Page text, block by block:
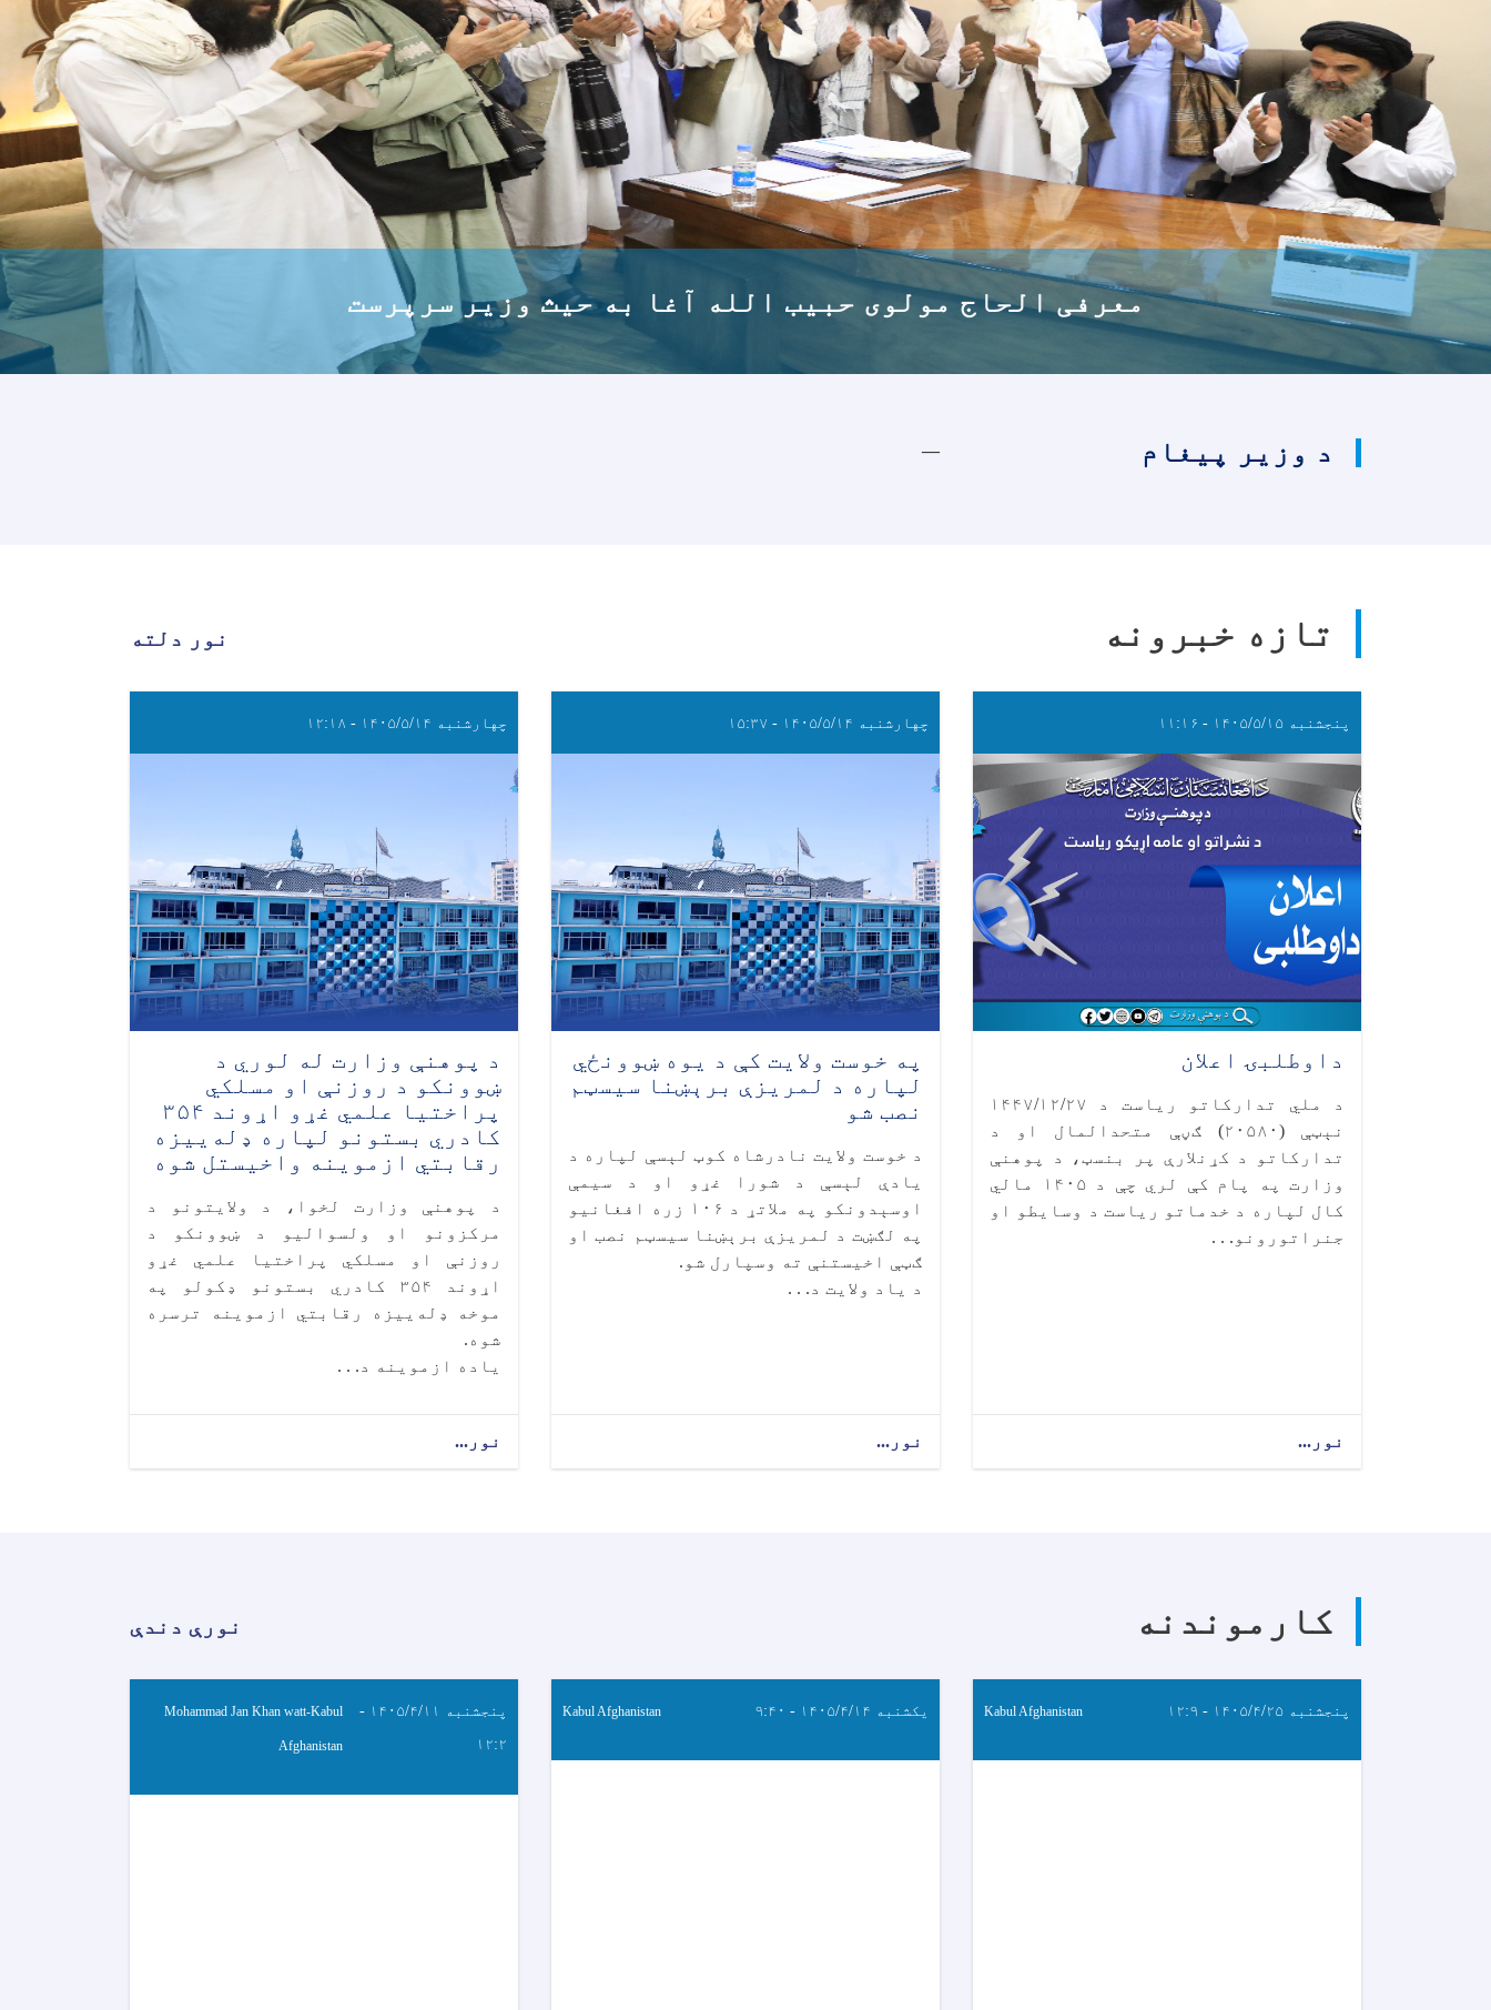
ملاقات محمد ایویا مسؤل موسسه یونیسف برای افغانستان و وزیر سرپرست معارف
د وزیر پیغام
تازه خبرونه نور دلته
پنجشنبه ۱۴۰۵/۵/۱۵ - ۱۱:۱۶
داوطلبۍ اعلان
د ملي تدارکاتو ریاست د ۱۴۴۷/۱۲/۲۷
نېټې (۲۰۵۸۰) ګڼې متحدالمال او د
تدارکاتو د کړنلارې پر بنسټ، د پوهنې
وزارت په پام کې لري چې د ۱۴۰۵ مالي
کال لپاره د خدماتو ریاست د وسایطو او
جنراتورونو. . .
نور...
چهارشنبه ۱۴۰۵/۵/۱۴ - ۱۵:۳۷
په خوست ولایت کې د یوه ښوونځي
لپاره د لمریزې برېښنا سیسټم
نصب شو
د خوست ولایت نادرشاه کوټ لېسې لپاره د
یادې لېسې د شورا غړو او د سیمې
اوسېدونکو په ملاتړ د ۱۰۶ زره افغانیو
په لګښت د لمریزې برېښنا سیسټم نصب او
ګټې اخیستنې ته وسپارل شو.
د یاد ولایت د. . .
نور...
چهارشنبه ۱۴۰۵/۵/۱۴ - ۱۲:۱۸
د پوهنې وزارت له لوري د
ښوونکو د روزنې او مسلکي
پراختیا علمي غړو اړوند ۳۵۴
کادري بستونو لپاره ډله‌ییزه
رقابتي ازموینه واخیستل شوه
د پوهنې وزارت لخوا، د ولايتونو د
مرکزونو او ولسواليو د ښوونکو د
روزنې او مسلکي پراختیا علمي غړو
اړوند ۳۵۴ کادري بستونو ډکولو په
موخه ډله‌ییزه رقابتي ازموینه ترسره
شوه.
ياده ازموینه د. . .
نور...
کارموندنه نورې دندې
پنجشنبه ۱۴۰۵/۴/۲۵ - ۱۲:۹ Kabul Afghanistan یکشنبه ۱۴۰۵/۴/۱۴ - ۹:۴۰ Kabul Afghanistan
پنجشنبه ۱۴۰۵/۴/۱۱ -
۱۲:۲
Mohammad Jan Khan watt-Kabul
Afghanistan